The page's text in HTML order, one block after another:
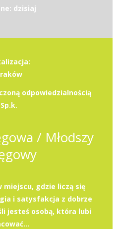
dzisiaj
odpowiedzialnością
Sp.k.
/ Młodszy
miejscu, gdzie liczą się
i satysfakcja z dobrze
jesteś osobą, która lubi